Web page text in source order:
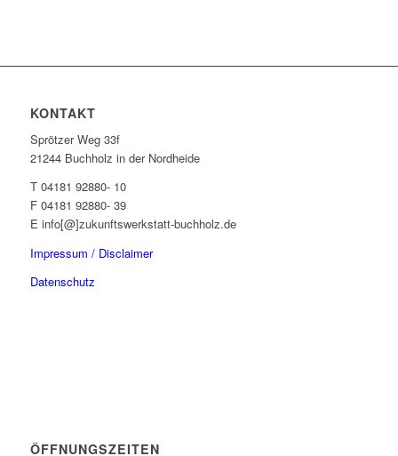
KONTAKT
Sprötzer Weg 33f
21244 Buchholz in der Nordheide
T 04181 92880- 10
F 04181 92880- 39
E info[@]zukunftswerkstatt-buchholz.de
Impressum / Disclaimer
Datenschutz
ÖFFNUNGSZEITEN